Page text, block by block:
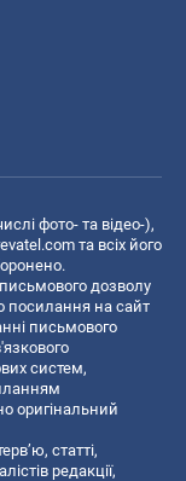
фото- та відео-),
та всіх його
дозволу
посилання на сайт
письмового
систем,
оригінальний
статті,
редакції,